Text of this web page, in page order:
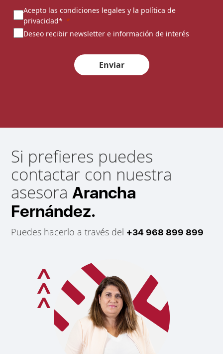
Acepto las condiciones legales y la política de
privacidad*
Deseo recibir newsletter e información de interés
Enviar
Si prefieres puedes
contactar con nuestra
asesoraArancha
Fernández.
Puedes hacerlo a través del +34 968 899 899